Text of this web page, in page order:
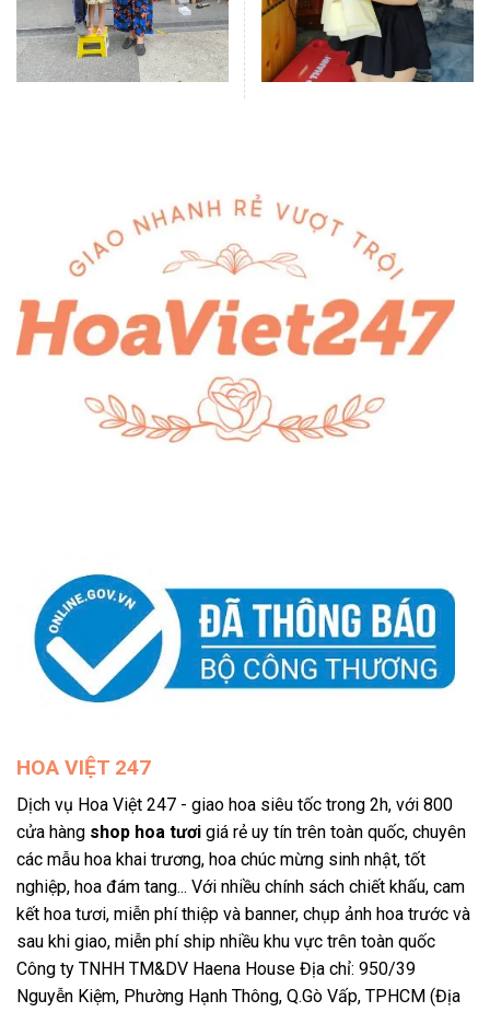
HOA VIỆT 247
Dịch vụ Hoa Việt 247 - giao hoa siêu tốc trong 2h, với 800
cửa hàng shop hoa tươi giá rẻ uy tín trên toàn quốc, chuyên
các mẫu hoa khai trương, hoa chúc mừng sinh nhật, tốt
nghiệp, hoa đám tang... Với nhiều chính sách chiết khấu, cam
kết hoa tươi, miễn phí thiệp và banner, chụp ảnh hoa trước và
sau khi giao, miễn phí ship nhiều khu vực trên toàn quốc
Công ty TNHH TM&DV Haena House Địa chỉ: 950/39
Nguyễn Kiệm, Phường Hạnh Thông, Q.Gò Vấp, TPHCM (Địa